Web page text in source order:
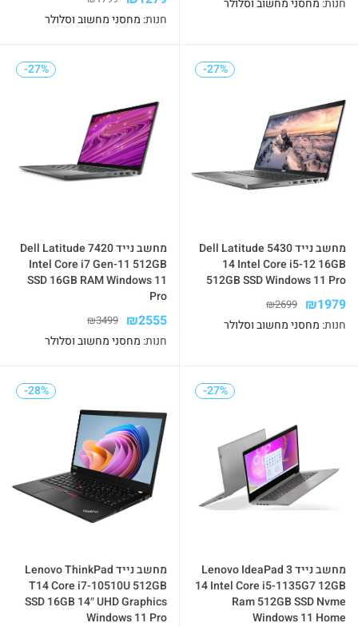
חנות: מחסני מחשוב וסלולר
חנות: מחסני מחשוב וסלולר
-27%
מחשב נייד Dell Latitude 5430
14 Intel Core i5-12 16GB
512GB SSD Windows 11 Pro
₪1979
₪2699
חנות: מחסני מחשוב וסלולר
-27%
מחשב נייד Dell Latitude 7420
Intel Core i7 Gen-11 512GB
SSD 16GB RAM Windows 11
Pro
₪2555
₪3499
חנות: מחסני מחשוב וסלולר
-27%
מחשב נייד Lenovo IdeaPad 3
14 Intel Core i5-1135G7 12GB
Ram 512GB SSD Nvme
‎Windows 11 Home
-28%
מחשב נייד Lenovo ThinkPad
T14 Core i7-10510U 512GB
SSD 16GB 14″ UHD Graphics
Windows 11 Pro